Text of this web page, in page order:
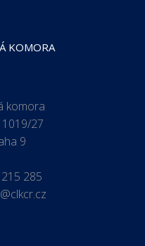
KOMORA
komora
27
9
285